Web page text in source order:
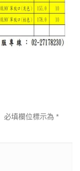
必填欄位標示為 *